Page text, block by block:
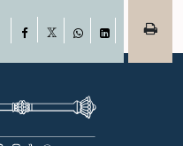
Facebook